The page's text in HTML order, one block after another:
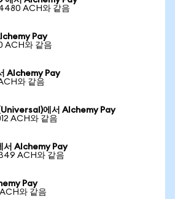
ACH와 같음
Pay
ACH와 같음
Alchemy Pay
와 같음
에서 Alchemy Pay
ACH와 같음
Alchemy Pay
ACH와 같음
Pay
와 같음